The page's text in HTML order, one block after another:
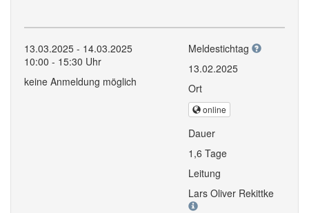
13.03.2025 - 14.03.2025
10:00 - 15:30 Uhr
keine Anmeldung möglich
Meldestichtag
13.02.2025
Ort
online
Dauer
1,6 Tage
Leitung
Lars Oliver Rekittke